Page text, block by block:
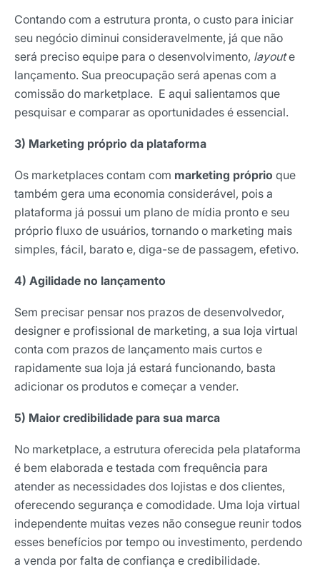
Contando com a estrutura pronta, o custo para iniciar
seu negócio diminui consideravelmente, já que não
será preciso equipe para o desenvolvimento, layoute
lançamento. Sua preocupação será apenas com a
comissão do marketplace. E aqui salientamos que
pesquisar e comparar as oportunidades é essencial.
3) Marketing próprio da plataforma
Os marketplaces contam com marketing próprio que
também gera uma economia considerável, pois a
plataforma já possui um plano de mídia pronto e seu
próprio fluxo de usuários, tornando o marketing mais
simples, fácil, barato e, diga-se de passagem, efetivo.
4) Agilidade no lançamento
Sem precisar pensar nos prazos de desenvolvedor,
designer e profissional de marketing, a sua loja virtual
conta com prazos de lançamento mais curtos e
rapidamente sua loja já estará funcionando, basta
adicionar os produtos e começar a vender.
5) Maior credibilidade para sua marca
No marketplace, a estrutura oferecida pela plataforma
é bem elaborada e testada com frequência para
atender as necessidades dos lojistas e dos clientes,
oferecendo segurança e comodidade. Uma loja virtual
independente muitas vezes não consegue reunir todos
esses benefícios por tempo ou investimento, perdendo
a venda por falta de confiança e credibilidade.